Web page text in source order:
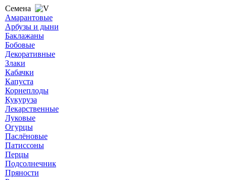
Семена
Амарантовые
Арбузы и дыни
Баклажаны
Бобовые
Декоративные
Злаки
Кабачки
Капуста
Корнеплоды
Кукуруза
Лекарственные
Луковые
Огурцы
Паслёновые
Патиссоны
Перцы
Подсолнечник
Пряности